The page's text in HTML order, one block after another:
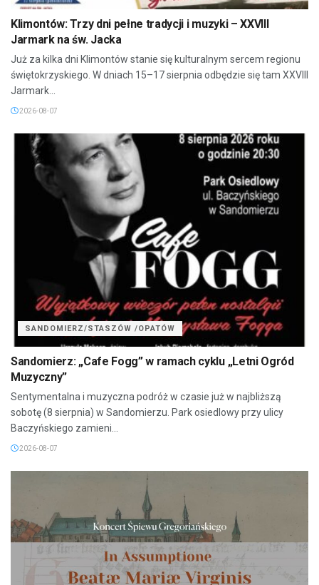
Klimontów: Trzy dni pełne tradycji i muzyki – XXVIII
Jarmark na św. Jacka
Już za kilka dni Klimontów stanie się kulturalnym sercem regionu
świętokrzyskiego. W dniach 15–17 sierpnia odbędzie się tam XXVIII
Jarmark...
2026-08-07
SANDOMIERZ/STASZÓW /OPATÓW
Sandomierz: „Cafe Fogg” w ramach cyklu „Letni Ogród
Muzyczny”
Sentymentalna i muzyczna podróż w czasie już w najbliższą
sobotę (8 sierpnia) w Sandomierzu. Park osiedlowy przy ulicy
Baczyńskiego zamieni...
2026-08-07